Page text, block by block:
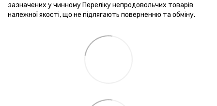
зазначених у чинному Переліку непродовольчих товарів
належної якості, що не підлягають поверненню та обміну.